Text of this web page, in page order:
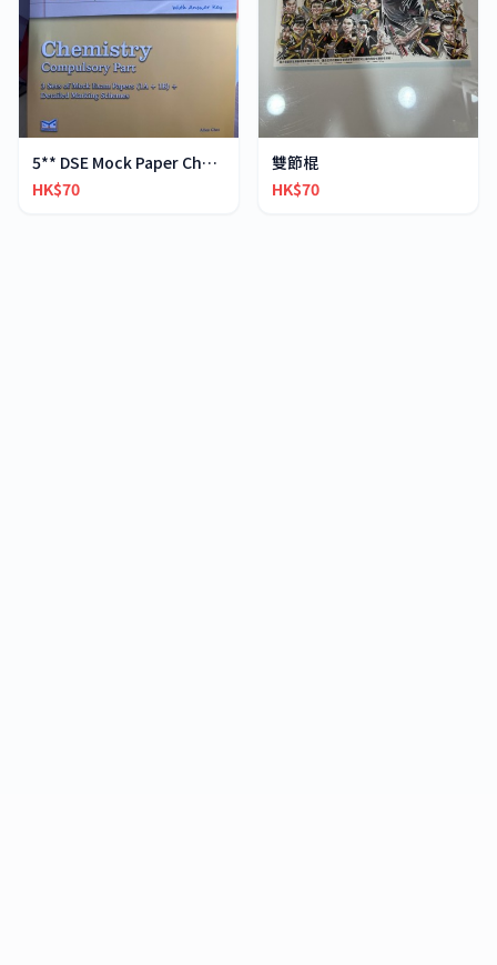
5** DSE Mock Paper Chemistry
HK$70
雙節棍
HK$70